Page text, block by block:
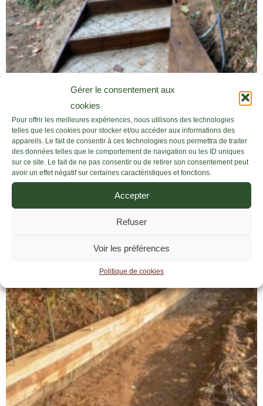
Gérer le consentement aux
cookies
Pour offrir les meilleures expériences, nous utilisons des technologies
telles que les cookies pour stocker et/ou accéder aux informations des
appareils. Le fait de consentir à ces technologies nous permettra de traiter
des données telles que le comportement de navigation ou les ID uniques
sur ce site. Le fait de ne pas consentir ou de retirer son consentement peut
avoir un effet négatif sur certaines caractéristiques et fonctions.
Accepter
Refuser
Voir les préférences
Politique de cookies